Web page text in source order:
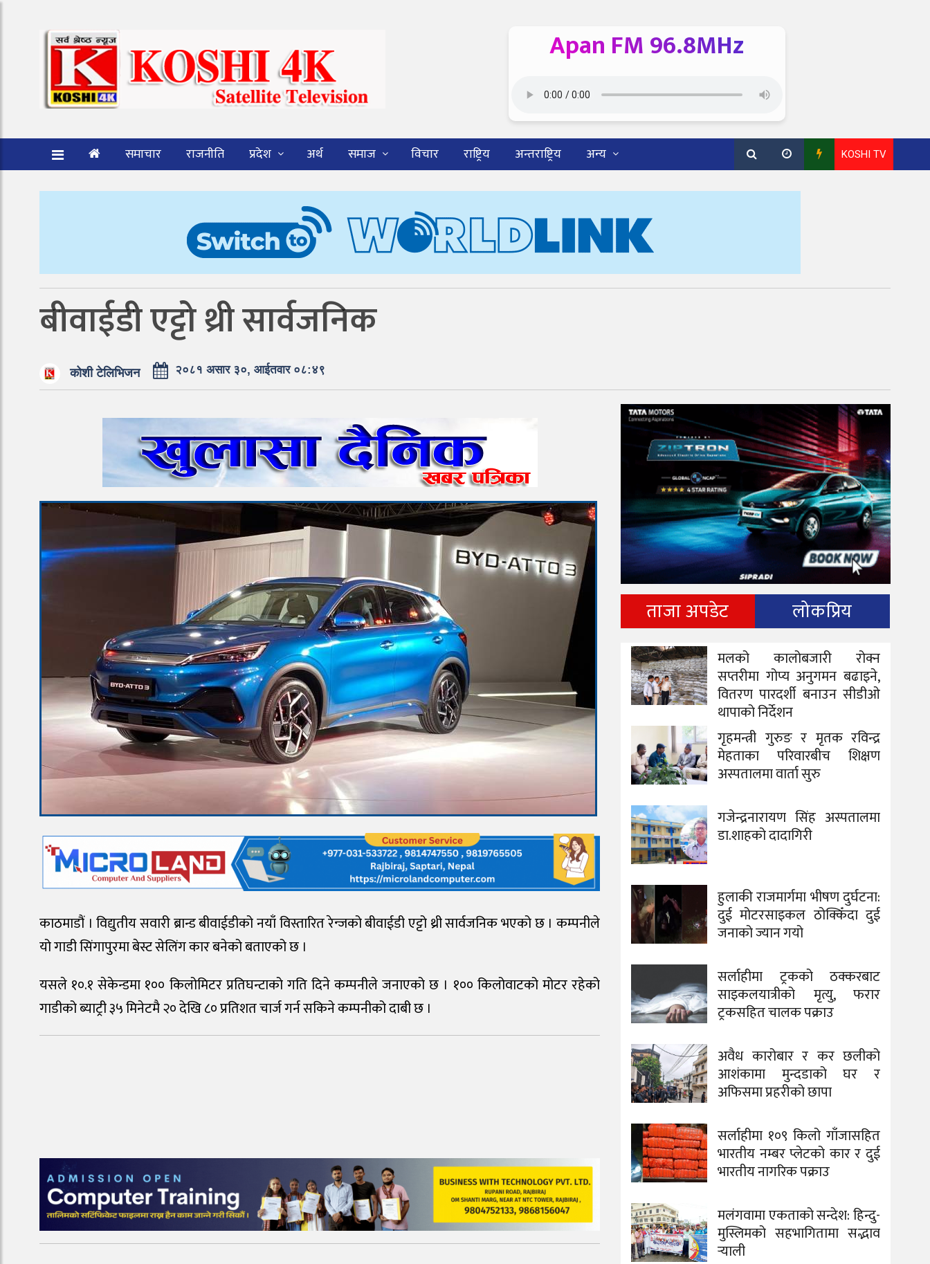
Apan FM 96.8MHz
समाचार राजनीति प्रदेश अर्थ समाज विचार राष्ट्रिय अन्तराष्ट्रिय अन्य KOSHI TV
बीवाईडी एट्टो थ्री सार्वजनिक
कोशी टेलिभिजन २०८१ असार ३०, आईतवार ०८:४९
काठमाडौं । विद्युतीय सवारी ब्रान्ड बीवाईडीको नयाँ विस्तारित रेन्जको बीवाईडी एट्टो थ्री सार्वजनिक भएको छ । कम्पनीले
यो गाडी सिंगापुरमा बेस्ट सेलिंग कार बनेको बताएको छ ।
यसले १०.१ सेकेन्डमा १०० किलोमिटर प्रतिघन्टाको गति दिने कम्पनीले जनाएको छ । १०० किलोवाटको मोटर रहेको
गाडीको ब्याट्री ३५ मिनेटमै २० देखि ८० प्रतिशत चार्ज गर्न सकिने कम्पनीको दाबी छ ।
ताजा अपडेट लोकप्रिय
मलको कालोबजारी रोक्न
सप्तरीमा गोप्य अनुगमन बढाइने,
वितरण पारदर्शी बनाउन सीडीओ
थापाको निर्देशन
गृहमन्त्री गुरुङ र मृतक रविन्द्र
मेहताका परिवारबीच शिक्षण
अस्पतालमा वार्ता सुरु
गजेन्द्रनारायण सिंह अस्पतालमा
डा.शाहको दादागिरी
हुलाकी राजमार्गमा भीषण दुर्घटना:
दुई मोटरसाइकल ठोक्किँदा दुई
जनाको ज्यान गयो
सर्लाहीमा ट्रकको ठक्करबाट
साइकलयात्रीको मृत्यु, फरार
ट्रकसहित चालक पक्राउ
अवैध कारोबार र कर छलीको
आशंकामा मुन्दडाको घर र
अफिसमा प्रहरीको छापा
सर्लाहीमा १०९ किलो गाँजासहित
भारतीय नम्बर प्लेटको कार र दुई
भारतीय नागरिक पक्राउ
मलंगवामा एकताको सन्देश: हिन्दु-
मुस्लिमको सहभागितामा सद्भाव
र्‍याली